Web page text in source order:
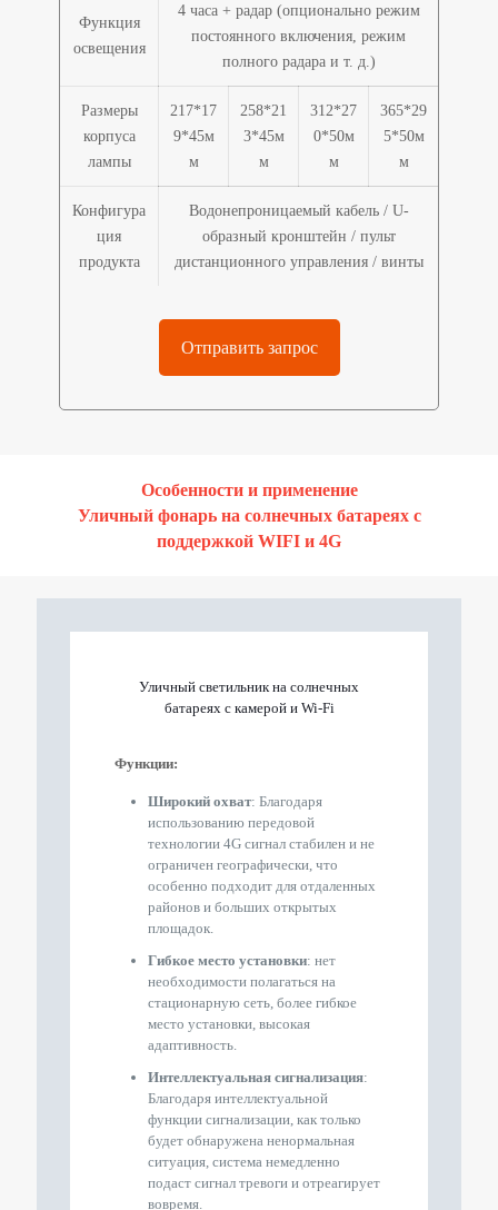
Функция
освещения
4 часа + радар (опционально режим
постоянного включения, режим
полного радара и т. д.)
Размеры
корпуса
лампы
217*17
9*45м
м
258*21
3*45м
м
312*27
0*50м
м
365*29
5*50м
м
Конфигура
ция
продукта
Водонепроницаемый кабель / U-
образный кронштейн / пульт
дистанционного управления / винты
Отправить запрос
Особенности и применение
Уличный фонарь на солнечных батареях с
поддержкой WIFI и 4G
Уличный светильник на солнечных
батареях с камерой и Wi-Fi
Функции:
Широкий охват: Благодаря
использованию передовой
технологии 4G сигнал стабилен и не
ограничен географически, что
особенно подходит для отдаленных
районов и больших открытых
площадок.
Гибкое место установки: нет
необходимости полагаться на
стационарную сеть, более гибкое
место установки, высокая
адаптивность.
Интеллектуальная сигнализация:
Благодаря интеллектуальной
функции сигнализации, как только
будет обнаружена ненормальная
ситуация, система немедленно
подаст сигнал тревоги и отреагирует
вовремя.